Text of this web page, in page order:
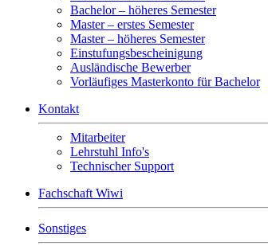
Bachelor – höheres Semester
Master – erstes Semester
Master – höheres Semester
Einstufungsbescheinigung
Ausländische Bewerber
Vorläufiges Masterkonto für Bachelor
Kontakt
Mitarbeiter
Lehrstuhl Info's
Technischer Support
Fachschaft Wiwi
Sonstiges